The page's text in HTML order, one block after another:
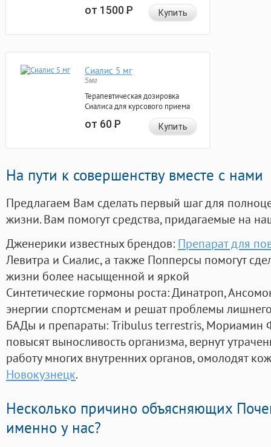
от 1500Р Купить
Сиалис 5 мг
5мг
Терапевтическая дозировка
Сиалиса для курсового приема
от 60Р Купить
На пути к совершенству вместе с нами
Предлагаем Вам сделать первый шаг для
жизни. Вам помогут средства, придагаемые на
Дженерики известных брендов: Препарат для
Левитра и Сиалис, а также Попперсы помогут
жизни более насыщенной и яркой
Синтетические гормоны роста: Динатроп,
энергии спортсменам и решат проблемы
БАДы и препараты:Tribulus terrestris, Мориамин
повысят выносливость организма, вернут
работу многих внутренних органов, омолодят
Новокузнецк.
Несколько причино объясняющих
именно у нас?